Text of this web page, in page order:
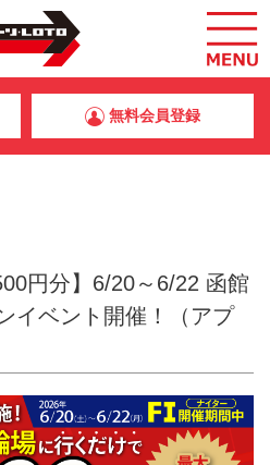
無料会員登録
円分】6/20～6/22 函館
イベント開催！（アプ